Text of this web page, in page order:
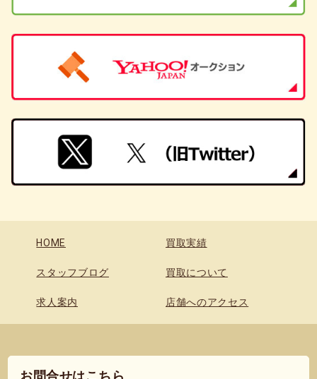
HOME 買取実績
スタッフブログ 買取について
求人案内 店舗へのアクセス
お問合せはこちら